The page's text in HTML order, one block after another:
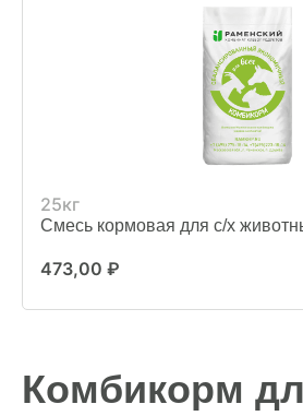
25кг
Смесь кормовая для с/х
473,00 ₽
Комбикорм